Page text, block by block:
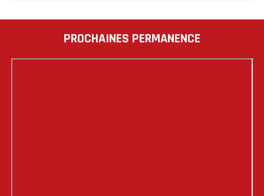
PROCHAINES PERMANENCE